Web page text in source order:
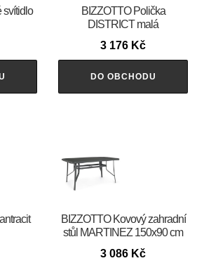
svítidlo
BIZZOTTO Polička
DISTRICT malá
3 176 Kč
DO OBCHODU
BIZZOTTO Kovový zahradní
stůl MARTINEZ 150x90 cm
3 086 Kč